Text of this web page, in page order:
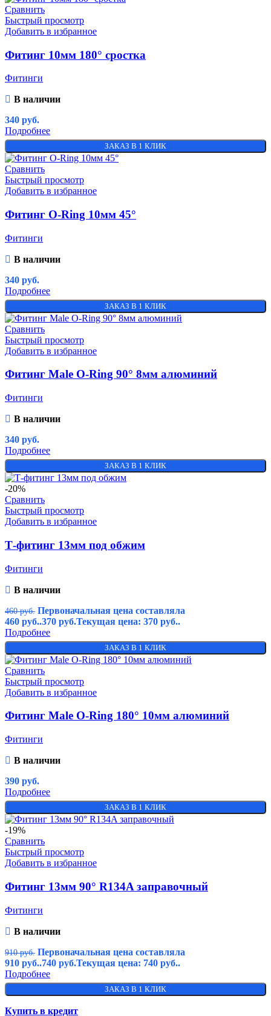
Сравнить
Быстрый просмотр
Добавить в избранное
Фитинг 10мм 180° сростка
Фитинги
В наличии
340 руб.
Подробнее
ЗАКАЗ В 1 КЛИК
Сравнить
Быстрый просмотр
Добавить в избранное
Фитинг O-Ring 10мм 45°
Фитинги
В наличии
340 руб.
Подробнее
ЗАКАЗ В 1 КЛИК
Сравнить
Быстрый просмотр
Добавить в избранное
Фитинг Male O-Ring 90° 8мм алюминий
Фитинги
В наличии
340 руб.
Подробнее
ЗАКАЗ В 1 КЛИК
-20%
Сравнить
Быстрый просмотр
Добавить в избранное
Т-фитинг 13мм под обжим
Фитинги
В наличии
460руб. Первоначальная цена составляла
460 руб..370 руб.Текущая цена: 370 руб..
Подробнее
ЗАКАЗ В 1 КЛИК
Сравнить
Быстрый просмотр
Добавить в избранное
Фитинг Male O-Ring 180° 10мм алюминий
Фитинги
В наличии
390 руб.
Подробнее
ЗАКАЗ В 1 КЛИК
-19%
Сравнить
Быстрый просмотр
Добавить в избранное
Фитинг 13мм 90° R134A заправочный
Фитинги
В наличии
910руб. Первоначальная цена составляла
910 руб..740 руб.Текущая цена: 740 руб..
Подробнее
ЗАКАЗ В 1 КЛИК
Купить в кредит